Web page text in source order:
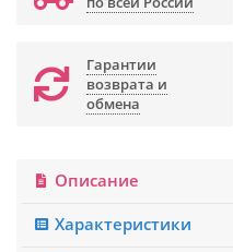
Гарантии
возврата и
обмена
Описание
Характеристики